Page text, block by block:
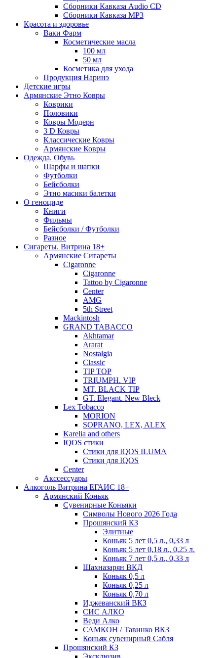
Сборники Кавказа Audio CD
Сборники Кавказа MP3
Красота и здоровье
Ваки Фарм
Косметические масла
100 мл
50 мл
Косметика для ухода
Продукция Наринэ
Детские игры
Армянские Этно Ковры
Коврики
Половики
Ковры Модерн
3 D Ковры
Классические Ковры
Армянские Ковры
Одежда. Обувь
Шарфы и шапки
Футболки
Бейсболки
Этно масики балетки
О геноциде
Книги
Фильмы
Бейсболки / Футболки
Разное
Сигареты. Витрина 18+
Армянские Сигареты
Cigaronne
Cigaronne
Tattoo by Cigaronne
Center
AMG
5th Street
Mackintosh
GRAND TABACCO
Akhtamar
Ararat
Nostalgia
Classic
TIP TOP
TRIUMPH. VIP
MT. BLACK TIP
GT. Elegant. New Bleck
Lex Tobacco
MORION
SOPRANO, LEX, ALEX
Karelia and others
IQOS стики
Стики для IQOS ILUMA
Стики для IQOS
Сenter
Акссессуары
Алкоголь Витрина ЕГАИС 18+
Армянский Коньяк
Сувенирные Коньяки
Символы Нового 2026 Года
Прошянский КЗ
Элитные
Коньяк 5 лет 0,5 л., 0,33 л
Коньяк 5 лет 0,18 л., 0,25 л.
Коньяк 7 лет 0,5 л., 0,33 л
Шахназарян ВКД
Коньяк 0,5 л
Коньяк 0,25 л
Коньяк 0,70 л
Иджеванский ВКЗ
СИС АЛКО
Веди Алко
САМКОН / Тавинко ВКЗ
Коньяк сувенирный Сабля
Прошянский КЗ
Эксклюзив